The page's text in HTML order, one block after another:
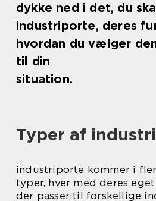
dykke ned i det, du
industriporte, deres
hvordan du vælger
til din
situation.
Typer af
industriporte kommer i
typer, hver med deres
der passer til forskellige